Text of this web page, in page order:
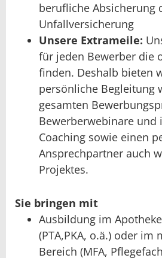
berufliche Absicherung
Unfallversicherung
Unsere Extrameile:
für jeden Bewerber die
finden. Deshalb bieten
persönliche Begleitung
gesamten
Bewerberwebinare und
Coaching sowie einen
Ansprechpartner auch
Projektes.
Sie bringen mit
Ausbildung im
(PTA,PKA, o.ä.) oder im
Bereich (MFA,